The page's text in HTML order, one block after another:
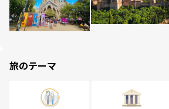
旅のテーマ